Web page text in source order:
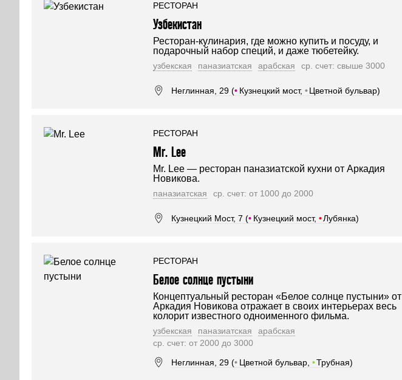
РЕСТОРАН
Узбекистан
Ресторан-кулинария, где можно купить и посуду, и
подарочный набор специй, и даже тюбетейку.
узбекская паназиатская арабская ср. счет: свыше 3000
Неглинная, 29 (• Кузнецкий мост, • Цветной бульвар)
РЕСТОРАН
Mr. Lee
Mr. Lee — ресторан паназиатской кухни от Аркадия
Новикова.
паназиатская ср. счет: от 1000 до 2000
Кузнецкий Мост, 7 (• Кузнецкий мост, •Лубянка)
РЕСТОРАН
Белое солнце пустыни
Концептуальный ресторан «Белое солнце пустыни» от
Аркадия Новикова отражает в своих интерьерах весь
колорит известного одноименного фильма.
узбекская паназиатская
арабская
ср. счет: от 2000 до 3000
Неглинная, 29 (• Цветной бульвар, •Трубная)